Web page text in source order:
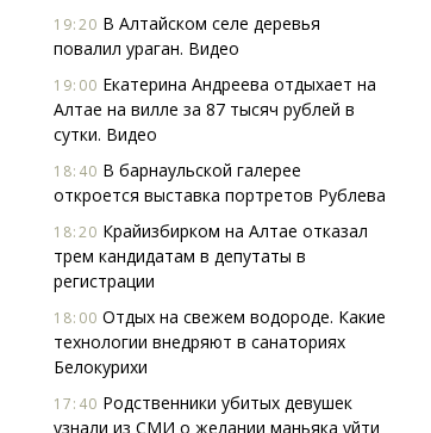
19:20 В Алтайском селе деревья
повалил ураган. Видео
19:00 Екатерина Андреева отдыхает на
Алтае на вилле за 87 тысяч рублей в
сутки. Видео
18:40 В барнаульской галерее
откроется выставка портретов Рублева
18:20 Крайизбирком на Алтае отказал
трем кандидатам в депутаты в
регистрации
18:00 Отдых на свежем водороде. Какие
технологии внедряют в санаториях
Белокурихи
17:40 Родственники убитых девушек
узнали из СМИ о желании маньяка уйти